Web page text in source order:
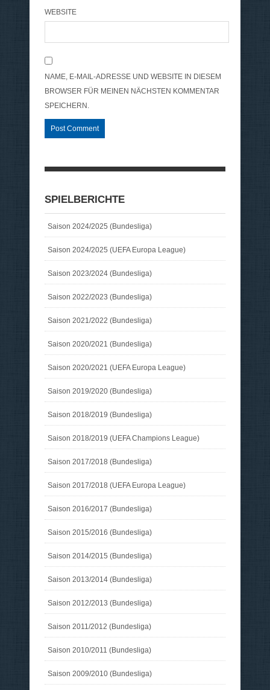
WEBSITE
NAME, E-MAIL-ADRESSE UND WEBSITE IN DIESEM
BROWSER FÜR MEINEN NÄCHSTEN KOMMENTAR
SPEICHERN.
SPIELBERICHTE
Saison 2024/2025 (Bundesliga)
Saison 2024/2025 (UEFA Europa League)
Saison 2023/2024 (Bundesliga)
Saison 2022/2023 (Bundesliga)
Saison 2021/2022 (Bundesliga)
Saison 2020/2021 (Bundesliga)
Saison 2020/2021 (UEFA Europa League)
Saison 2019/2020 (Bundesliga)
Saison 2018/2019 (Bundesliga)
Saison 2018/2019 (UEFA Champions League)
Saison 2017/2018 (Bundesliga)
Saison 2017/2018 (UEFA Europa League)
Saison 2016/2017 (Bundesliga)
Saison 2015/2016 (Bundesliga)
Saison 2014/2015 (Bundesliga)
Saison 2013/2014 (Bundesliga)
Saison 2012/2013 (Bundesliga)
Saison 2011/2012 (Bundesliga)
Saison 2010/2011 (Bundesliga)
Saison 2009/2010 (Bundesliga)